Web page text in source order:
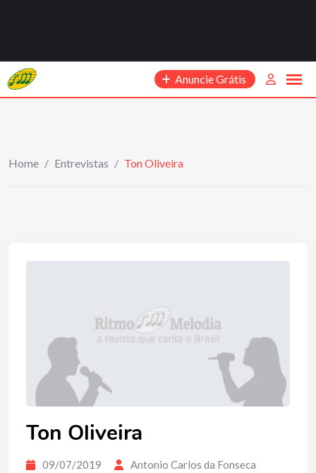
Anuncie Grátis
Home / Entrevistas / Ton Oliveira
Ton Oliveira
09/07/2019
Antonio Carlos da Fonseca